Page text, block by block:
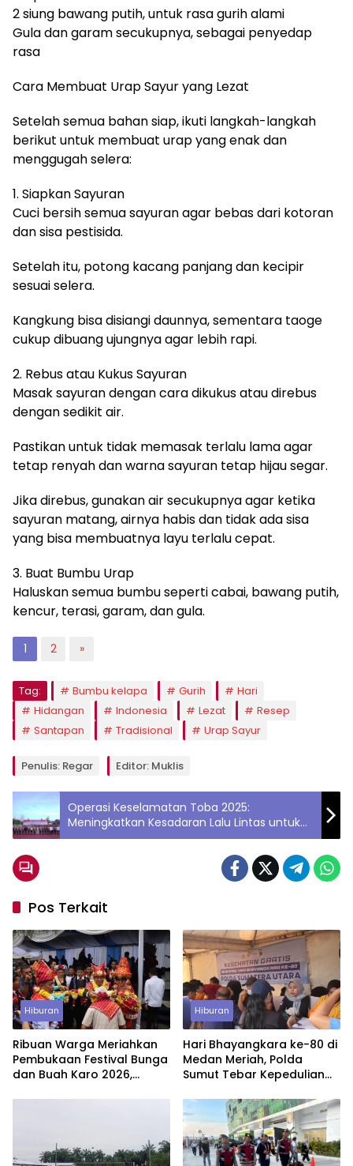
2 siung bawang putih, untuk rasa gurih alami
Gula dan garam secukupnya, sebagai penyedap
rasa
Cara Membuat Urap Sayur yang Lezat
Setelah semua bahan siap, ikuti langkah-langkah
berikut untuk membuat urap yang enak dan
menggugah selera:
1. Siapkan Sayuran
Cuci bersih semua sayuran agar bebas dari kotoran
dan sisa pestisida.
Setelah itu, potong kacang panjang dan kecipir
sesuai selera.
Kangkung bisa disiangi daunnya, sementara taoge
cukup dibuang ujungnya agar lebih rapi.
2. Rebus atau Kukus Sayuran
Masak sayuran dengan cara dikukus atau direbus
dengan sedikit air.
Pastikan untuk tidak memasak terlalu lama agar
tetap renyah dan warna sayuran tetap hijau segar.
Jika direbus, gunakan air secukupnya agar ketika
sayuran matang, airnya habis dan tidak ada sisa
yang bisa membuatnya layu terlalu cepat.
3. Buat Bumbu Urap
Haluskan semua bumbu seperti cabai, bawang putih,
kencur, terasi, garam, dan gula.
1 2 »
Tag: Bumbu kelapa Gurih
Hari
Hidangan
Indonesia Lezat
Resep
Santapan
Tradisional Urap Sayur
Penulis: Regar Editor: Muklis
Operasi Keselamatan Toba 2025:
Meningkatkan Kesadaran Lalu Lintas untuk
Menjaga Keamanan di Sumatera Utara
Pos Terkait
Hiburan
Ribuan Warga Meriahkan
Pembukaan Festival Bunga
dan Buah Karo 2026,
Hiburan
Hari Bhayangkara ke-80 di
Medan Meriah, Polda
Sumut Tebar Kepedulian
Gratis untuk Warga